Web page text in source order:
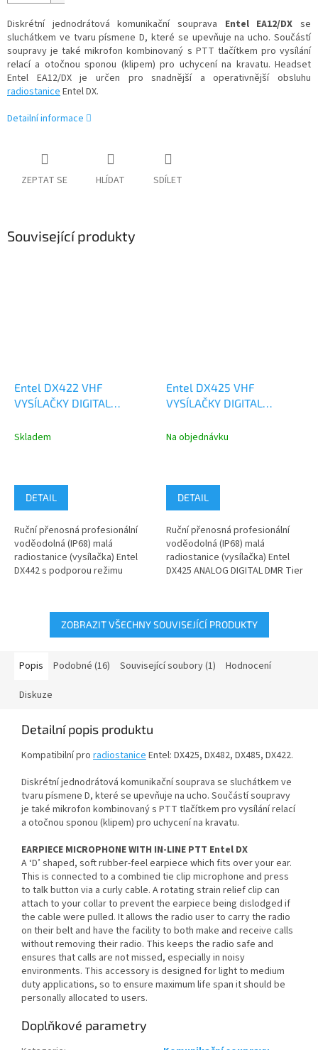
Diskrétní jednodrátová komunikační souprava Entel EA12/DX se
sluchátkem ve tvaru písmene D, které se upevňuje na ucho. Součástí
soupravy je také mikrofon kombinovaný s PTT tlačítkem pro vysílání
relací a otočnou sponou (klipem) pro uchycení na kravatu. Headset
Entel EA12/DX je určen pro snadnější a operativnější obsluhu
radiostaniceEntel DX.
Detailní informace
ZEPTAT SE HLÍDAT SDÍLET
Související produkty
Entel DX422 VHF
VYSÍLAČKY DIGITAL
Skladem
DETAIL
Ruční přenosná profesionální
voděodolná (IP68) malá
radiostanice (vysílačka) Entel
DX442 s podporou režimu
Entel DX425 VHF
VYSÍLAČKY DIGITAL
Na objednávku
DETAIL
Ruční přenosná profesionální
voděodolná (IP68) malá
radiostanice (vysílačka) Entel
DX425 ANALOG DIGITAL DMR Tier
ZOBRAZIT VŠECHNY SOUVISEJÍCÍ PRODUKTY
Popis Podobné (16) Související soubory (1) Hodnocení
Diskuze
Detailní popis produktu
Kompatibilní pro radiostanice Entel: DX425, DX482, DX485, DX422.
Diskrétní jednodrátová komunikační souprava se sluchátkem ve
tvaru písmene D, které se upevňuje na ucho. Součástí soupravy
je také mikrofon kombinovaný s PTT tlačítkem pro vysílání relací
a otočnou sponou (klipem) pro uchycení na kravatu.
EARPIECE MICROPHONE WITH IN-LINE PTT Entel DX
A ‘D’ shaped, soft rubber-feel earpiece which fits over your ear.
This is connected to a combined tie clip microphone and press
to talk button via a curly cable. A rotating strain relief clip can
attach to your collar to prevent the earpiece being dislodged if
the cable were pulled. It allows the radio user to carry the radio
on their belt and have the facility to both make and receive calls
without removing their radio. This keeps the radio safe and
ensures that calls are not missed, especially in noisy
environments. This accessory is designed for light to medium
duty applications, so to ensure maximum life span it should be
personally allocated to users.
Doplňkové parametry